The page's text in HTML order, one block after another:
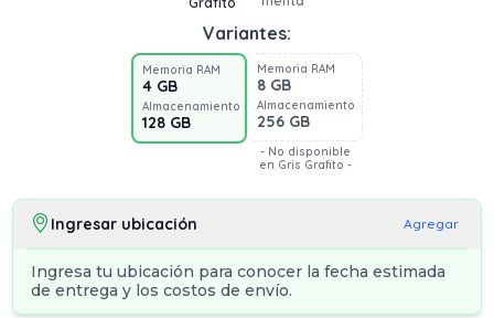
Variantes:
Memoria RAM
4 GB
Almacenamiento
128 GB
Memoria RAM
8 GB
Almacenamiento
256 GB
- No disponible
en Gris Grafito -
Ingresar ubicación Agregar
Ingresa tu ubicación para conocer la fecha estimada
de entrega y los costos de envío.